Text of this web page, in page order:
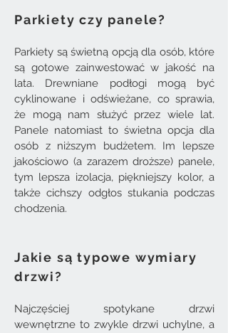
Parkiety czy panele?
Parkiety są świetną opcją dla osób, które
są gotowe zainwestować w jakość na
lata. Drewniane podłogi mogą być
cyklinowane i odświeżane, co sprawia,
że mogą nam służyć przez wiele lat.
Panele natomiast to świetna opcja dla
osób z niższym budżetem. Im lepsze
jakościowo (a zarazem droższe) panele,
tym lepsza izolacja, piękniejszy kolor, a
także cichszy odgłos stukania podczas
chodzenia.
Jakie są typowe wymiary
drzwi?
Najczęściej spotykane drzwi
wewnętrzne to zwykle drzwi uchylne, a